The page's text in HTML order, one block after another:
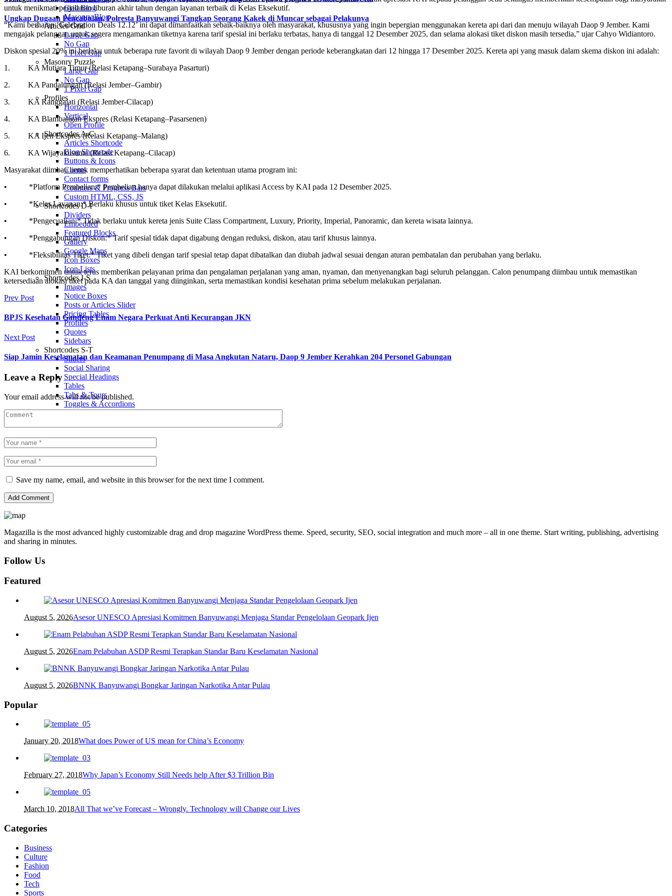
Ungkap Dugaan Pencabulan, Polresta Banyuwangi Tangkap Seorang Kakek di Muncar sebagai Pelakunya
Grid Blog
Masonry Blog
Articles Grid
Large Gap
No Gap
1 Pixel Gap
Masonry Puzzle
Large Gap
No Gap
1 Pixel Gap
Profiles
Horizontal
Vertical
Open Profile
Shortcodes A-C
Articles Shortcode
Blog Shortcode
Buttons & Icons
Clients
Contact forms
Counters & Progress Bars
Custom HTML, CSS, JS
Shortcodes D-I
Dividers
Embedded
Featured Blocks
Gallery
Google Maps
Icon Boxes
Icon Lists
Shortcodes I-S
Images
Notice Boxes
Posts or Articles Slider
Pricing Tables
Profiles
Quotes
Sidebars
Shortcodes S-T
Sliders
Social Sharing
Special Headings
Tables
Tabs & Tours
Toggles & Accordions
Twitter Stripe
untuk menikmati perjalanan liburan akhir tahun dengan layanan terbaik di Kelas Eksekutif.
“Kami berharap ‘Celebration Deals 12.12’ ini dapat dimanfaatkan sebaik-baiknya oleh masyarakat, khususnya yang ingin bepergian menggunakan kereta api dari dan menuju wilayah Daop 9 Jember. Kami
mengajak pelanggan untuk segera mengamankan tiketnya karena tarif spesial ini berlaku terbatas, hanya di tanggal 12 Desember 2025, dan selama alokasi tiket diskon masih tersedia,” ujar Cahyo Widiantoro.
Diskon spesial 20% ini berlaku untuk beberapa rute favorit di wilayah Daop 9 Jember dengan periode keberangkatan dari 12 hingga 17 Desember 2025. Kereta api yang masuk dalam skema diskon ini adalah:
1. KA Mutiara Timur (Relasi Ketapang–Surabaya Pasarturi)
2. KA Pandalungan (Relasi Jember–Gambir)
3. KA Ranggajati (Relasi Jember-Cilacap)
4. KA Blambangan Ekspres (Relasi Ketapang–Pasarsenen)
5. KA Ijen Ekspres (Relasi Ketapang–Malang)
6. KA Wijayakusuma (Relasi Ketapang–Cilacap)
Masyarakat diimbau untuk memperhatikan beberapa syarat dan ketentuan utama program ini:
• *Platform Pembelian:* Pembelian hanya dapat dilakukan melalui aplikasi Access by KAI pada 12 Desember 2025.
• *Kelas Layanan:* Berlaku khusus untuk tiket Kelas Eksekutif.
• *Pengecualian:* Tidak berlaku untuk kereta jenis Suite Class Compartment, Luxury, Priority, Imperial, Panoramic, dan kereta wisata lainnya.
• *Penggabungan Diskon:* Tarif spesial tidak dapat digabung dengan reduksi, diskon, atau tarif khusus lainnya.
• *Fleksibilitas Tiket:* Tiket yang dibeli dengan tarif spesial tetap dapat dibatalkan dan diubah jadwal sesuai dengan aturan pembatalan dan perubahan yang berlaku.
KAI berkomitmen untuk terus memberikan pelayanan prima dan pengalaman perjalanan yang aman, nyaman, dan menyenangkan bagi seluruh pelanggan. Calon penumpang diimbau untuk memastikan
ketersediaan alokasi tiket pada KA dan tanggal yang diinginkan, serta memastikan kondisi kesehatan prima sebelum melakukan perjalanan.
Prev Post
BPJS Kesehatan Gandeng Enam Negara Perkuat Anti Kecurangan JKN
Next Post
Siap Jamin Keselamatan dan Keamanan Penumpang di Masa Angkutan Nataru, Daop 9 Jember Kerahkan 204 Personel Gabungan
Leave a Reply
Your email address will not be published.
Save my name, email, and website in this browser for the next time I comment.
Magazilla is the most advanced highly customizable drag and drop magazine WordPress theme. Speed, security, SEO, social integration and much more – all in one theme. Start writing, publishing, advertising
and sharing in minutes.
Follow Us
Featured
August 5, 2026Asesor UNESCO Apresiasi Komitmen Banyuwangi Menjaga Standar Pengelolaan Geopark Ijen
August 5, 2026Enam Pelabuhan ASDP Resmi Terapkan Standar Baru Keselamatan Nasional
August 5, 2026BNNK Banyuwangi Bongkar Jaringan Narkotika Antar Pulau
Popular
January 20, 2018What does Power of US mean for China’s Economy
February 27, 2018Why Japan’s Economy Still Needs help After $3 Trillion Bin
March 10, 2018All That we’ve Forecast – Wrongly. Technology will Change our Lives
Categories
Business
Culture
Fashion
Food
Tech
Sports